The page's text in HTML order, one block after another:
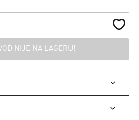
NIJE NA LAGERU!